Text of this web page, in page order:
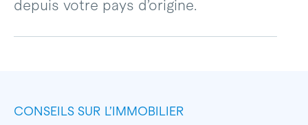
depuis votre pays d’origine.
CONSEILS SUR L’IMMOBILIER